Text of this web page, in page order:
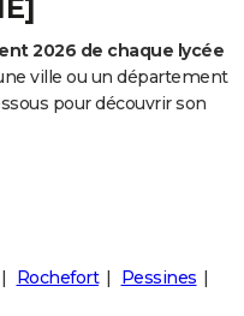
2026 de chaque lycée
ville ou un département
pour découvrir son
Rochefort
Pessines